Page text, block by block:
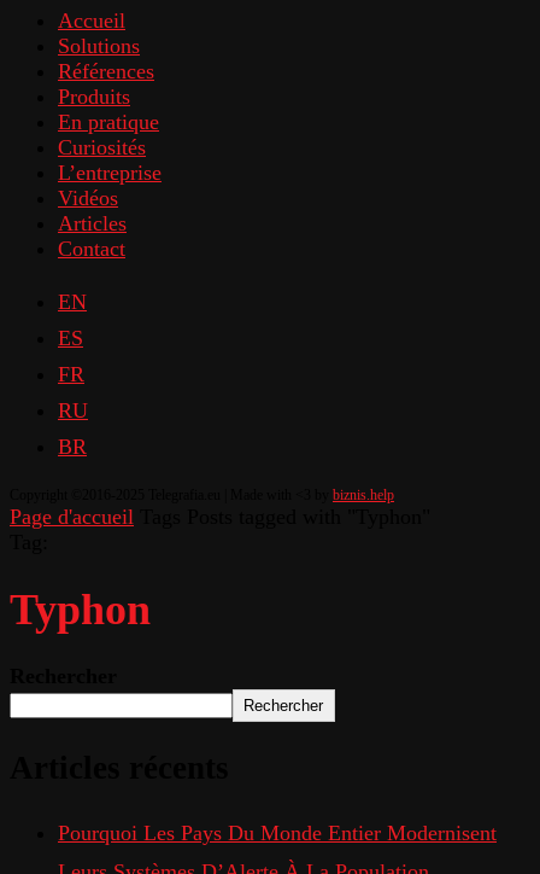
Accueil
Solutions
Références
Produits
En pratique
Curiosités
L’entreprise
Vidéos
Articles
Contact
EN
ES
FR
RU
BR
biznis.help
Page d'accueil
Typhon
Rechercher
Pourquoi Les Pays Du Monde Entier Modernisent